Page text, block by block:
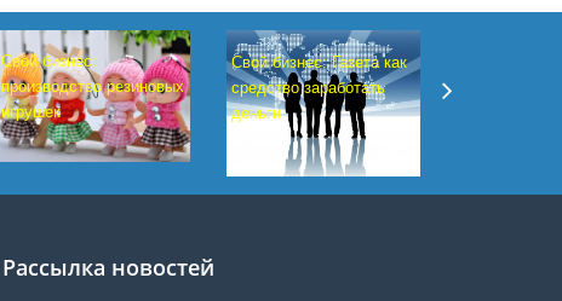
Свой бизнес:
производство резиновых
игрушек
Свой бизнес: Газета как
средство заработать
деньги
Рассылка новостей